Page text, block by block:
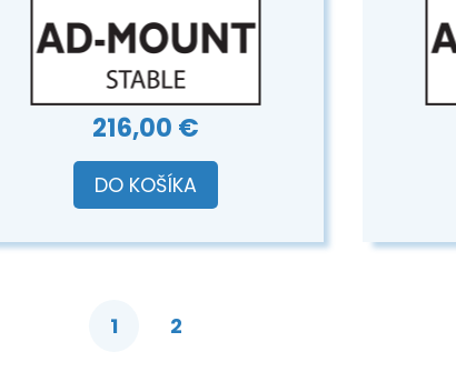
216,00 €
DO KOŠÍKA
1 2